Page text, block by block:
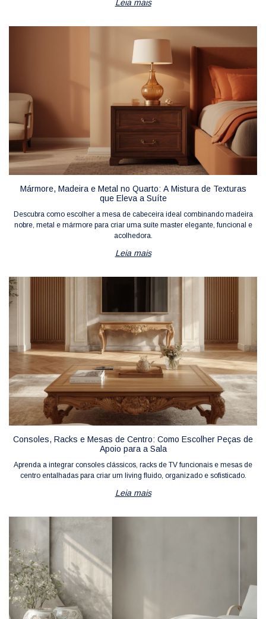
Leia mais
Mármore, Madeira e Metal no Quarto: A Mistura de Texturas
que Eleva a Suíte
Descubra como escolher a mesa de cabeceira ideal combinando madeira
nobre, metal e mármore para criar uma suíte master elegante, funcional e
acolhedora.
Leia mais
Consoles, Racks e Mesas de Centro: Como Escolher Peças de
Apoio para a Sala
Aprenda a integrar consoles clássicos, racks de TV funcionais e mesas de
centro entalhadas para criar um living fluido, organizado e sofisticado.
Leia mais